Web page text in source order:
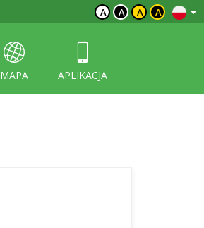
A A A A
MAPA
APLIKACJA